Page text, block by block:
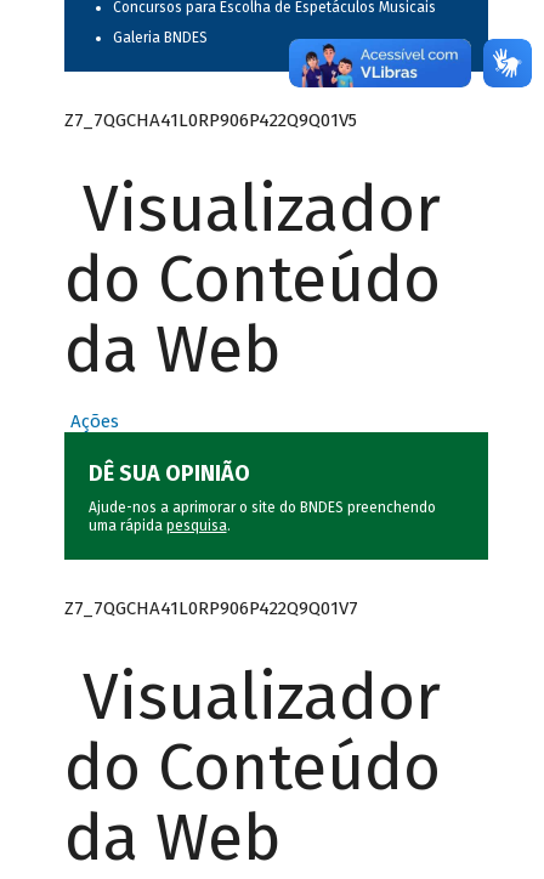
Concursos para Escolha de Espetáculos Musicais
Galeria BNDES
Z7_7QGCHA41L0RP906P422Q9Q01V5
Visualizador
do Conteúdo
da Web
Ações
DÊ SUA OPINIÃO
Ajude-nos a aprimorar o site do BNDES preenchendo
uma rápida pesquisa.
Z7_7QGCHA41L0RP906P422Q9Q01V7
Visualizador
do Conteúdo
da Web